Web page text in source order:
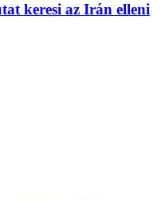
keresi az Irán elleni